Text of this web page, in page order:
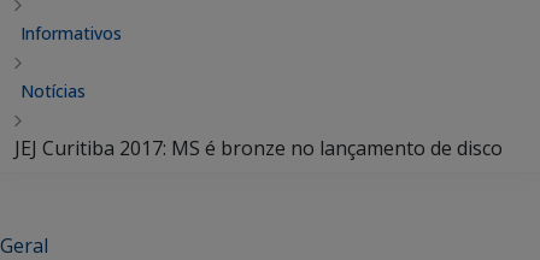
Informativos
Notícias
JEJ Curitiba 2017: MS é bronze no lançamento de disco
Geral